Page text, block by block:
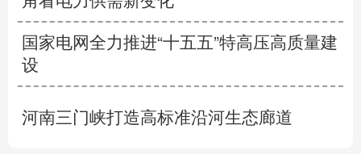
国家电网全力推进“十五五”特高压高质量建
设
河南三门峡打造高标准沿河生态廊道